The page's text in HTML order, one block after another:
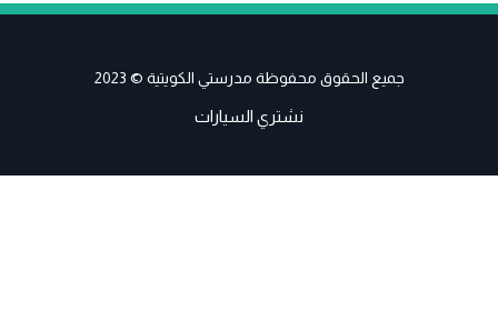
جميع الحقوق محفوظة مدرستي الكويتية © 2023
نشتري السيارات